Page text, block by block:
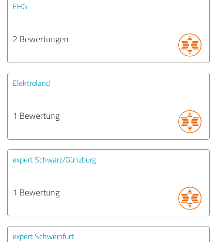
EHG
2 Bewertungen
Elektroland
1 Bewertung
expert Schwarz/Günzburg
1 Bewertung
expert Schweinfurt